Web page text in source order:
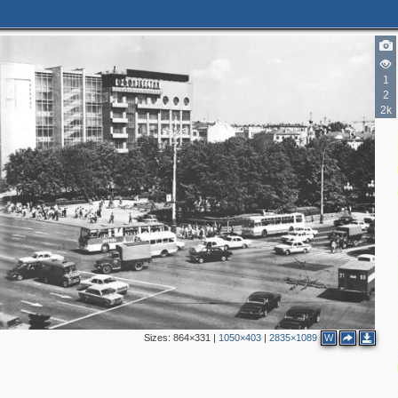
1
2
2k
Sizes: 864×331 | 1050×403| 2835×1089 W
2
3
8
14